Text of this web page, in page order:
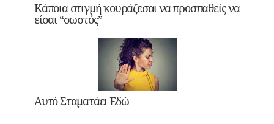
Κάποια στιγμή κουράζεσαι να προσπαθείς να
είσαι “σωστός”
Αυτό Σταματάει Εδώ